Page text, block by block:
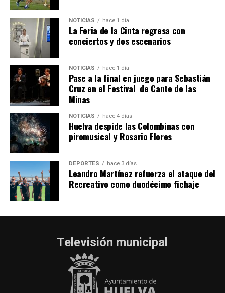
QUINTA CORRIDA DE LAS FIESTAS COLOMBINAS
2026
hace 5 días· Huelvatv
NOTICIAS hace 1 día
La Feria de la Cinta regresa con
conciertos y dos escenarios
NOTICIAS hace 1 día
Pase a la final en juego para Sebastián
Cruz en el Festival de Cante de las
Minas
NOTICIAS hace 4 días
Huelva despide las Colombinas con
piromusical y Rosario Flores
DEPORTES hace 3 días
Leandro Martínez refuerza el ataque del
Recreativo como duodécimo fichaje
Televisión municipal